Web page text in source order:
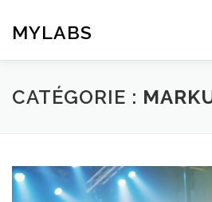
contenu
MYLABS
HOMEPAGE CONTACT
CATÉGORIE :